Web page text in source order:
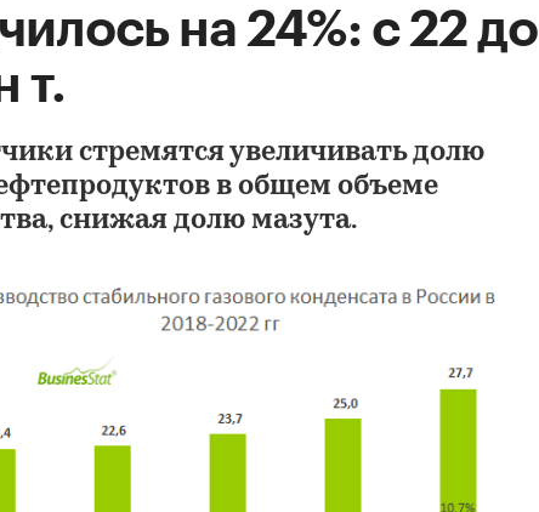
на 24%: с 22 до
т.
стремятся увеличивать долю
в общем объеме
снижая долю мазута.